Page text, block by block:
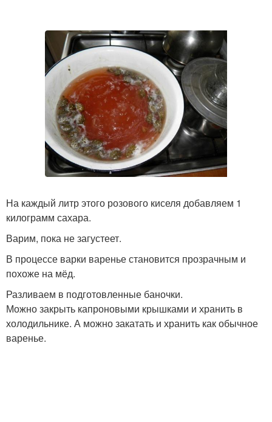
На каждый литр этого розового киселя добавляем 1
килограмм сахара.
Варим, пока не загустеет.
В процессе варки варенье становится прозрачным и
похоже на мёд.
Разливаем в подготовленные баночки.
Можно закрыть капроновыми крышками и хранить в
холодильнике. А можно закатать и хранить как обычное
варенье.